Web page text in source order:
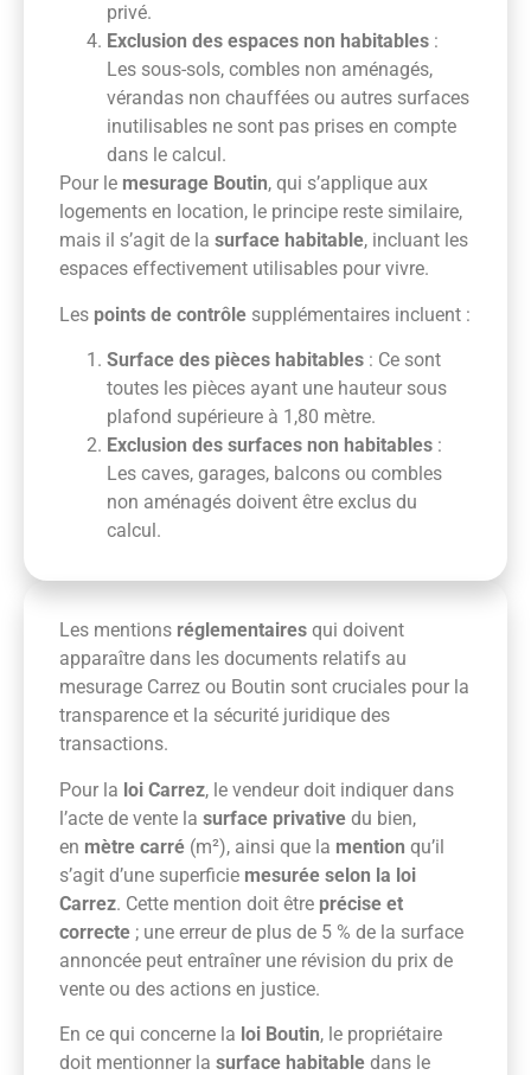
privé.
Exclusion des espaces non habitables :
Les sous-sols, combles non aménagés,
vérandas non chauffées ou autres surfaces
inutilisables ne sont pas prises en compte
dans le calcul.
Pour le mesurage Boutin, qui s’applique aux
logements en location, le principe reste similaire,
mais il s’agit de la surface habitable, incluant les
espaces effectivement utilisables pour vivre.
Les points de contrôle supplémentaires incluent :
Surface des pièces habitables : Ce sont
toutes les pièces ayant une hauteur sous
plafond supérieure à 1,80 mètre.
Exclusion des surfaces non habitables :
Les caves, garages, balcons ou combles
non aménagés doivent être exclus du
calcul.
Les mentions réglementaires qui doivent
apparaître dans les documents relatifs au
mesurage Carrez ou Boutin sont cruciales pour la
transparence et la sécurité juridique des
transactions.
Pour la loi Carrez, le vendeur doit indiquer dans
l’acte de vente la surface privative du bien,
en mètre carré (m²), ainsi que la mention qu’il
s’agit d’une superficie mesurée selon la loi
Carrez. Cette mention doit être précise et
correcte ; une erreur de plus de 5 % de la surface
annoncée peut entraîner une révision du prix de
vente ou des actions en justice.
En ce qui concerne la loi Boutin, le propriétaire
doit mentionner la surface habitable dans le